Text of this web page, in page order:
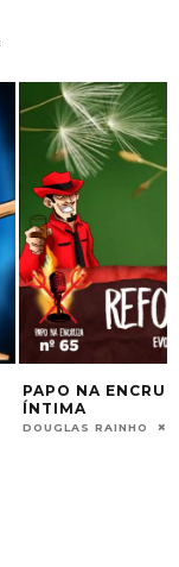
PAPO NA
ÍNTIMA
DOUGLAS RAINHO